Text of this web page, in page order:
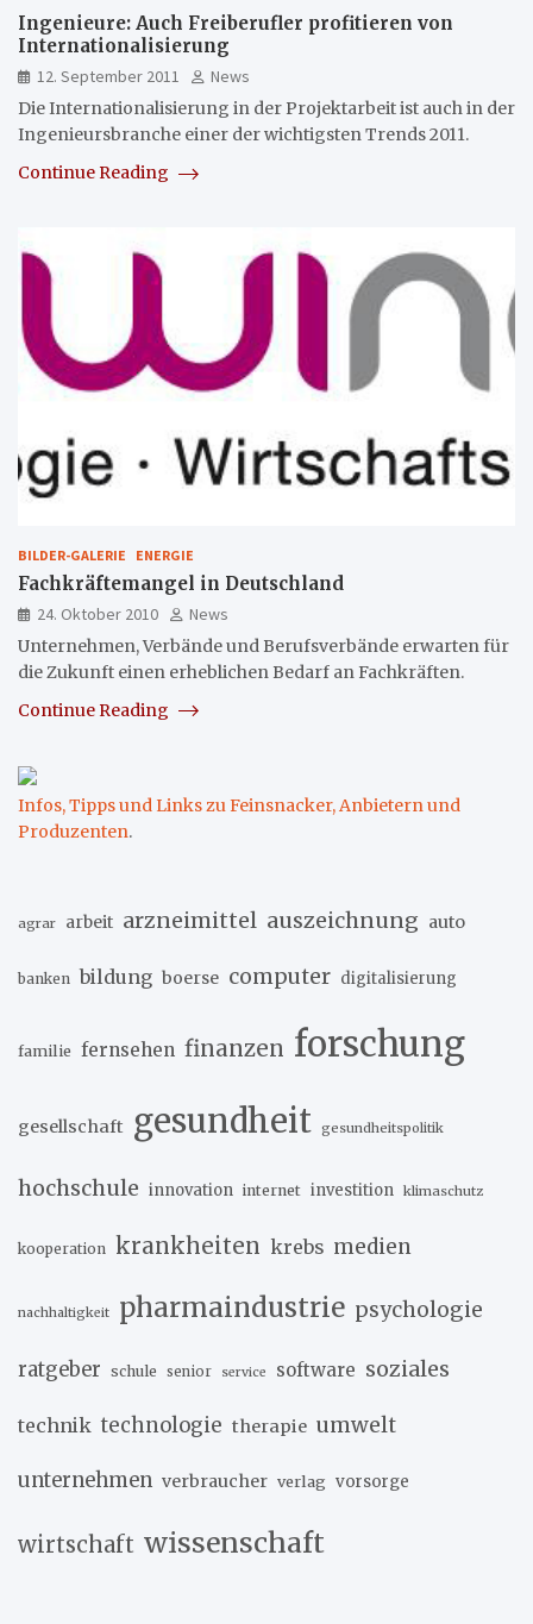
Ingenieure: Auch Freiberufler profitieren von
Internationalisierung
12. September 2011
News
Die Internationalisierung in der Projektarbeit ist auch in der
Ingenieursbranche einer der wichtigsten Trends 2011.
Continue Reading
BILDER-GALERIE ENERGIE
Fachkräftemangel in Deutschland
24. Oktober 2010
News
Unternehmen, Verbände und Berufsverbände erwarten für
die Zukunft einen erheblichen Bedarf an Fachkräften.
Continue Reading
Infos, Tipps und Links zu Feinsnacker, Anbietern und
Produzenten.
agrar arbeit arzneimittel auszeichnung auto
banken bildung boerse computer digitalisierung
familie fernsehen finanzen forschung
gesellschaft gesundheit gesundheitspolitik
hochschule innovation internet investition klimaschutz
kooperation krankheiten krebs medien
nachhaltigkeit pharmaindustrie psychologie
ratgeber schule senior service software soziales
technik technologie therapie umwelt
unternehmen verbraucher verlag vorsorge
wirtschaft wissenschaft